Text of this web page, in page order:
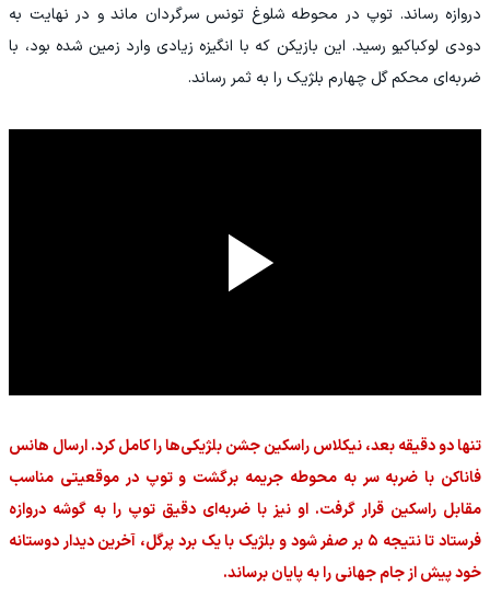
دروازه رساند. توپ در محوطه شلوغ تونس سرگردان ماند و در نهایت به
دودى لوکباکیو رسید. این بازیکن که با انگیزه زیادی وارد زمین شده بود، با
ضربه‌ای محکم گل چهارم بلژیک را به ثمر رساند.
تنها دو دقیقه بعد، نیکلاس راسکین جشن بلژیکی‌ها را کامل کرد. ارسال هانس
فاناکن با ضربه سر به محوطه جریمه برگشت و توپ در موقعیتی مناسب
مقابل راسکین قرار گرفت. او نیز با ضربه‌ای دقیق توپ را به گوشه دروازه
فرستاد تا نتیجه ۵ بر صفر شود و بلژیک با یک برد پرگل، آخرین دیدار دوستانه
خود پیش از جام جهانی را به پایان برساند.